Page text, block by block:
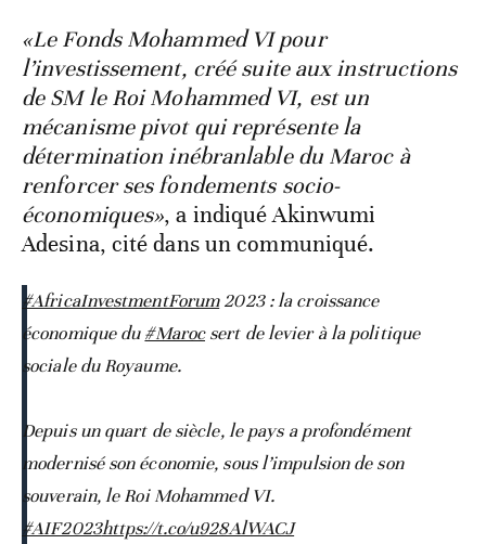
«Le Fonds Mohammed VI pour
l’investissement, créé suite aux instructions
de SM le Roi Mohammed VI, est un
mécanisme pivot qui représente la
détermination inébranlable du Maroc à
renforcer ses fondements socio-
économiques», a indiqué Akinwumi
Adesina, cité dans un communiqué.
#AfricaInvestmentForum2023 : la croissance
économique du#Marocsert de levier à la politique
sociale du Royaume.
Depuis un quart de siècle, le pays a profondément
modernisé son économie, sous l’impulsion de son
souverain, le Roi Mohammed VI.
#AIF2023https://t.co/u928AlWACJ